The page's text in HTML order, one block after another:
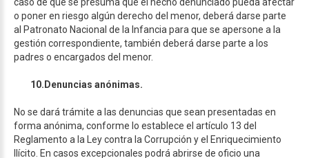
o poner en riesgo algún derecho del menor, deberá darse parte
al Patronato Nacional de la Infancia para que se apersone a la
gestión correspondiente, también deberá darse parte a los
padres o encargados del menor.
10.Denuncias anónimas.
No se dará trámite a las denuncias que sean presentadas en
forma anónima, conforme lo establece el artículo 13 del
Reglamento a la Ley contra la Corrupción y el Enriquecimiento
Ilícito. En casos excepcionales podrá abrirse de oficio una